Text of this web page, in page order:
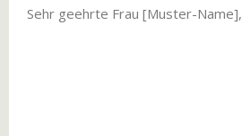
Sehr geehrte Frau [Muster-Name],